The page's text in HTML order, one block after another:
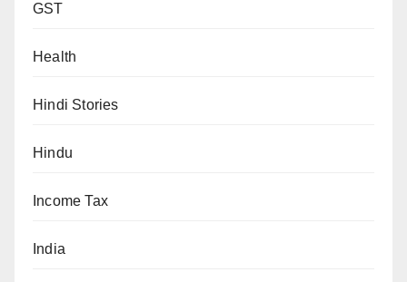
GST
Health
Hindi Stories
Hindu
Income Tax
India